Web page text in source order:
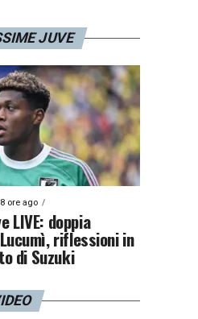
JUVE
ore ago
LIVE: doppia
riflessioni in
di Suzuki